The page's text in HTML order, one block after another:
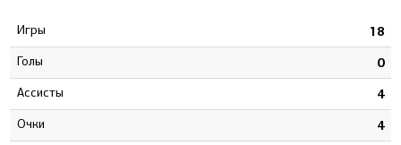
Игры 18
Голы 0
Ассисты 4
Очки 4